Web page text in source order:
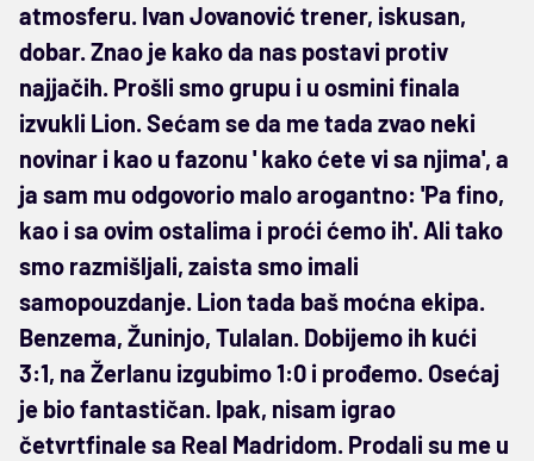
atmosferu. Ivan Jovanović trener, iskusan,
dobar. Znao je kako da nas postavi protiv
najjačih. Prošli smo grupu i u osmini finala
izvukli Lion. Sećam se da me tada zvao neki
novinar i kao u fazonu ' kako ćete vi sa njima', a
ja sam mu odgovorio malo arogantno: 'Pa fino,
kao i sa ovim ostalima i proći ćemo ih'. Ali tako
smo razmišljali, zaista smo imali
samopouzdanje. Lion tada baš moćna ekipa.
Benzema, Žuninjo, Tulalan. Dobijemo ih kući
3:1, na Žerlanu izgubimo 1:0 i prođemo. Osećaj
je bio fantastičan. Ipak, nisam igrao
četvrtfinale sa Real Madridom. Prodali su me u